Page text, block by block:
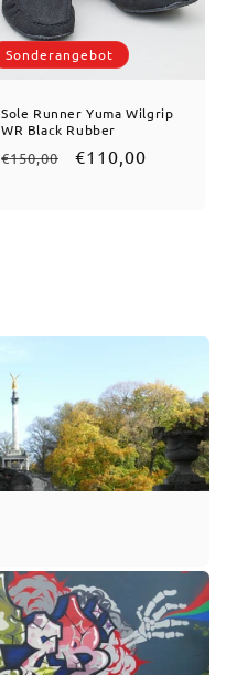
Sonderangebot
Sole Runner Yuma Wilgrip
WR Black Rubber
Normaler Preis
€150,00 Verkaufspreis
€110,00